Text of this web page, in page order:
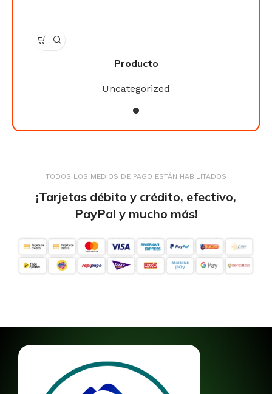
Producto
Uncategorized
TODOS LOS MEDIOS DE PAGO ESTÁN HABILITADOS
¡Tarjetas débito y crédito, efectivo,
PayPal y mucho más!